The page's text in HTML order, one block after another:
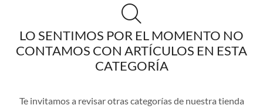
LO SENTIMOS POR EL MOMENTO NO
CONTAMOS CON ARTÍCULOS EN ESTA
CATEGORÍA
Te invitamos a revisar otras categorías de nuestra tienda